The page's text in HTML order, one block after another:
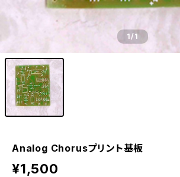
1/1
Analog Chorusプリント基板
¥1,500